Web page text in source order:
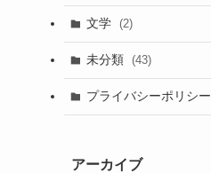
文学 (2)
未分類 (43)
プライバシーポリシー
アーカイブ